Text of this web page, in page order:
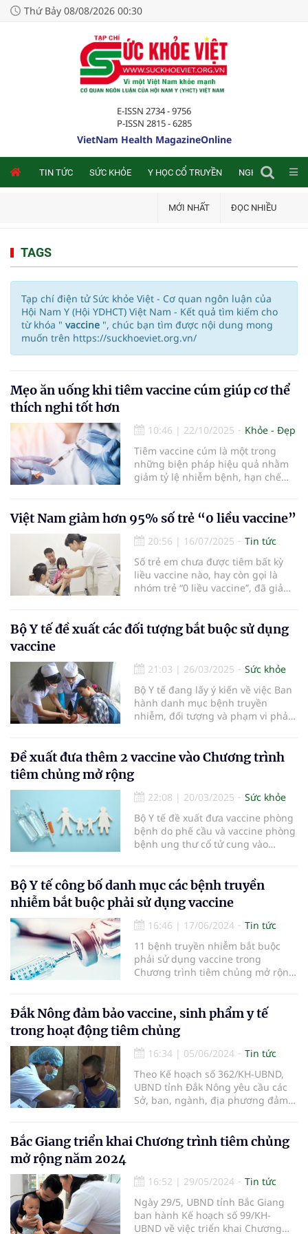
Thứ Bảy 08/08/2026 00:30
E-ISSN 2734 - 9756
P-ISSN 2815 - 6285
VietNam Health MagazineOnline
TIN TỨC SỨC KHỎE Y HỌC CỔ TRUYỀN NGHIÊN CỨU
MỚI NHẤT ĐỌC NHIỀU
TAGS
Tạp chí điện tử Sức khỏe Việt - Cơ quan ngôn luận của
Hội Nam Y (Hội YDHCT) Việt Nam - Kết quả tìm kiếm cho
từ khóa " vaccine ", chúc bạn tìm được nội dung mong
muốn trên https://suckhoeviet.org.vn/
Mẹo ăn uống khi tiêm vaccine cúm giúp cơ thể
thích nghi tốt hơn
10:46 | 22/10/2025
Khỏe - Đẹp
Tiêm vaccine cúm là một trong
những biện pháp hiệu quả nhằm
giảm tỷ lệ nhiễm bệnh, hạn chế
thể thích nghi tốt hơn với mũi
tiêm, chế độ ăn uống trước và sau
tiêm giữ vai trò quan trọng. Dưới
đây là những mẹo ăn uống hữu ích
được gợi ý bởi các chuyên gia y tế.
Việt Nam giảm hơn 95% số trẻ “0 liều vaccine”
20:56 | 16/07/2025
Tin tức
Số trẻ em chưa được tiêm bất kỳ
liều vaccine nào, hay còn gọi là
nhóm trẻ “0 liều vaccine”, đã giảm
Bộ Y tế đề xuất các đối tượng bắt buộc sử dụng
vaccine
21:03 | 26/03/2025
Sức khỏe
Bộ Y tế đang lấy ý kiến về việc Ban
hành danh mục bệnh truyền
nhiễm, đối tượng và phạm vi phải
Đề xuất đưa thêm 2 vaccine vào Chương trình
tiêm chủng mở rộng
22:08 | 20/03/2025
Sức khỏe
Bộ Y tế đề xuất đưa vaccine phòng
bệnh do phế cầu và vaccine phòng
bệnh ung thư cổ tử cung vào
Bộ Y tế công bố danh mục các bệnh truyền
nhiễm bắt buộc phải sử dụng vaccine
16:46 | 17/06/2024
Tin tức
11 bệnh truyền nhiễm bắt buộc
phải sử dụng vaccine trong
Chương trình tiêm chủng mở rộng
người có nguy cơ mắc bệnh truyền
nhiễm tại vùng có dịch hoặc đến
vùng có dịch.
Đắk Nông đảm bảo vaccine, sinh phẩm y tế
trong hoạt động tiêm chủng
16:34 | 05/06/2024
Tin tức
Theo Kế hoạch số 362/KH-UBND,
UBND tỉnh Đắk Nông yêu cầu các
Sở, ban, ngành, địa phương đảm
chống dịch bệnh trên địa bàn
trong giai đoạn 2024 – 2030.
Bắc Giang triển khai Chương trình tiêm chủng
mở rộng năm 2024
16:52 | 29/05/2024
Tin tức
Ngày 29/5, UBND tỉnh Bắc Giang
ban hành Kế hoạch số 99/KH-
UBND về việc triển khai Chương